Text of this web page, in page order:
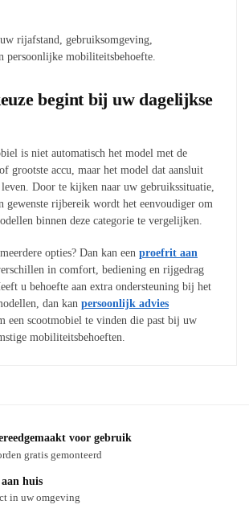
rijafstand, gebruiksomgeving,
persoonlijke mobiliteitsbehoefte.
begint bij uw dagelijkse
is niet automatisch het model met de
grootste accu, maar het model dat aansluit
Door te kijken naar uw gebruikssituatie,
gewenste rijbereik wordt het eenvoudiger om
binnen deze categorie te vergelijken.
opties? Dan kan een proefrit aan
in comfort, bediening en rijgedrag
u behoefte aan extra ondersteuning bij het
dan kan persoonlijk advies
een scootmobiel te vinden die past bij uw
mobiliteitsbehoeften.
voor gebruik
gratis gemonteerd
huis
in uw omgeving